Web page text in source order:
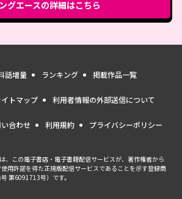
グエースの詳細はこちら
話増量 ランキング 掲載作品一覧
トマップ 利用者情報の外部送信について
合わせ 利用規約 プライバシーポリシー
、この電子書店・電子書籍配信サービスが、著作権者から
用許諾を得た正規版配信サービスであることを示す登録商
第6091713号）です。